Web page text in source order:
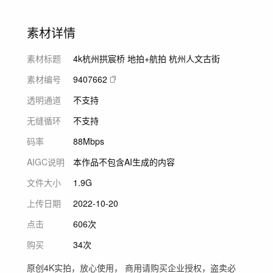
素材详情
素材标题
4k杭州拱宸桥 地拍+航拍 杭州人文古街
素材编号
9407662
透明通道
不支持
无缝循环
不支持
码率
88Mbps
AIGC说明
本作品不包含AI生成的内容
文件大小
1.9G
上传日期
2022-10-20
点击
606次
购买
34次
原创4K实拍，放心使用， 商用请购买企业授权，盗卖必